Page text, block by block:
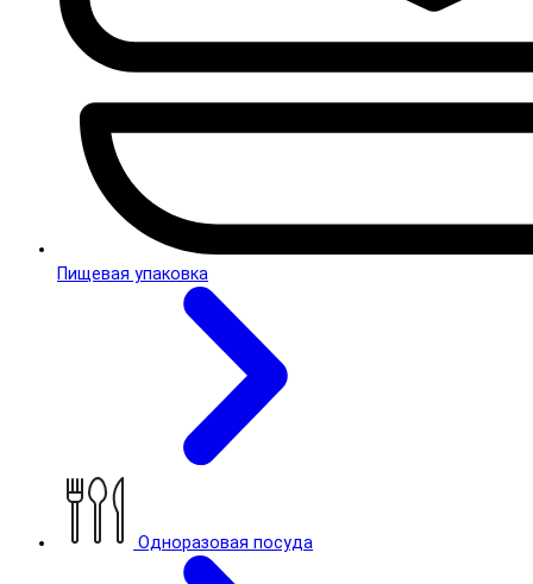
Пищевая упаковка
Одноразовая посуда